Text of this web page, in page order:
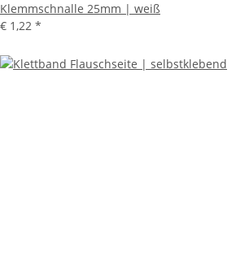
Klemmschnalle 25mm | weiß
€ 1,22 *